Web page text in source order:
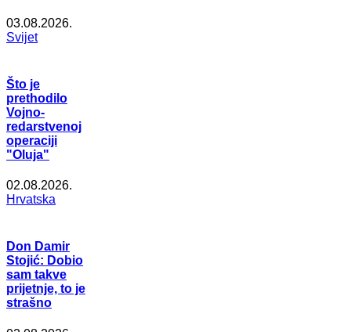
03.08.2026.
Svijet
Što je
prethodilo
Vojno-
redarstvenoj
operaciji
"Oluja"
02.08.2026.
Hrvatska
Don Damir
Stojić: Dobio
sam takve
prijetnje, to je
strašno